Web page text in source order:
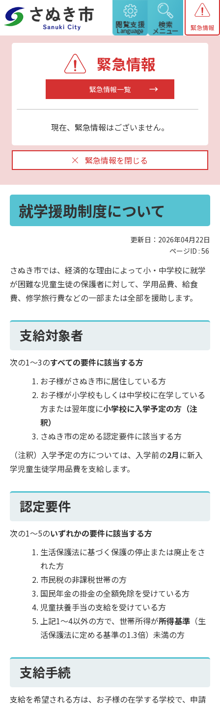
緊急情報
緊急情報
緊急情報一覧
現在、緊急情報はございません。
緊急情報を閉じる
就学援助制度について
更新日：2026年04月22日
ページID : 56
さぬき市では、経済的な理由によって小・中学校に就学
が困難な児童生徒の保護者に対して、学用品費、給食
費、修学旅行費などの一部または全部を援助します。
支給対象者
次の1～3のすべての要件に該当する方
お子様がさぬき市に居住している方
お子様が小学校もしくは中学校に在学している
方または翌年度に小学校に入学予定の方（注
釈）
さぬき市の定める認定要件に該当する方
（注釈）入学予定の方については、入学前の2月に新入
学児童生徒学用品費を支給します。
認定要件
次の1～5のいずれかの要件に該当する方
生活保護法に基づく保護の停止または廃止をさ
れた方
市民税の非課税世帯の方
国民年金の掛金の全額免除を受けている方
児童扶養手当の支給を受けている方
上記1～4以外の方で、世帯所得が所得基準 （生
活保護法に定める基準の1.3倍）未満の方
支給手続
支給を希望される方は、お子様の在学する学校で、申請